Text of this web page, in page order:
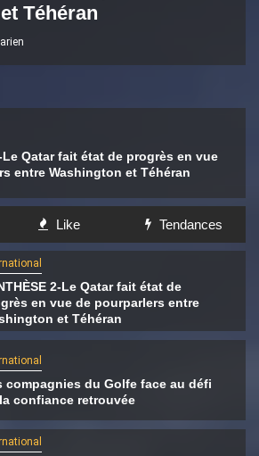
Le Qatar fait état de progrès en vue
entre Washington et Téhéran
Téhéran
Like Tendances
2-Le Qatar fait état de
en vue de pourparlers entre
et Téhéran
compagnies du Golfe face au défi
confiance retrouvée